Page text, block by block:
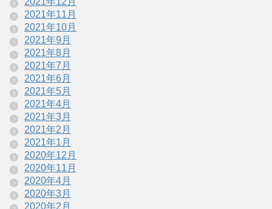
2021年11月
2021年10月
2021年9月
2021年8月
2021年7月
2021年6月
2021年5月
2021年4月
2021年3月
2021年2月
2021年1月
2020年12月
2020年11月
2020年4月
2020年3月
2020年2月